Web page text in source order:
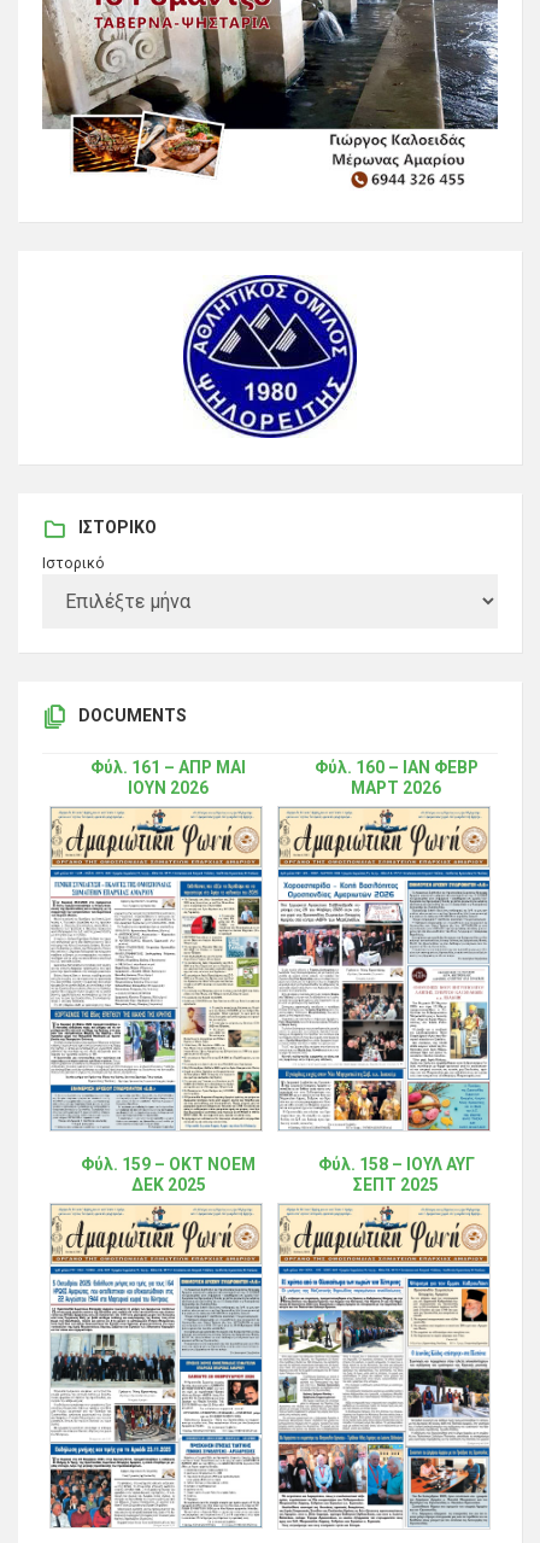
ΙΣΤΟΡΙΚΌ
Ιστορικό
DOCUMENTS
Φύλ. 161 – ΑΠΡ ΜΑΙ
ΙΟΥΝ 2026
Φύλ. 160 – ΙΑΝ ΦΕΒΡ
ΜΑΡΤ 2026
Φύλ. 159 – ΟΚΤ ΝΟΕΜ
ΔΕΚ 2025
Φύλ. 158 – ΙΟΥΛ ΑΥΓ
ΣΕΠΤ 2025